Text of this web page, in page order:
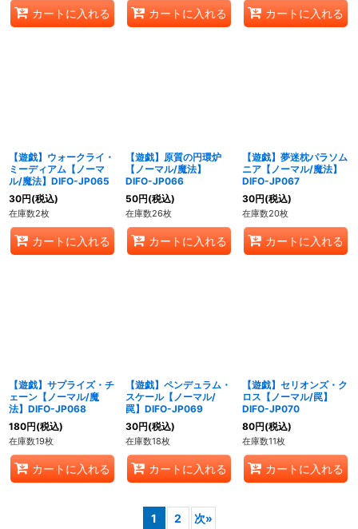
カートに入れる カートに入れる カートに入れる
【遊戯】ウォークライ・
ミーディアム【ノーマ
ル/魔法】DIFO-JP065
30円(税込)
在庫数2枚
カートに入れる
【遊戯】原質の円環炉
【ノーマル/魔法】
DIFO-JP066
50円(税込)
在庫数26枚
カートに入れる
【遊戯】夢迷枕パラソム
ニア【ノーマル/魔法】
DIFO-JP067
30円(税込)
在庫数20枚
カートに入れる
【遊戯】サプライズ・チ
ェーン【ノーマル/魔
法】DIFO-JP068
180円(税込)
在庫数19枚
カートに入れる
【遊戯】ペンデュラム・
スケール【ノーマル/
罠】DIFO-JP069
30円(税込)
在庫数18枚
カートに入れる
【遊戯】セリオンズ・ク
ロス【ノーマル/罠】
DIFO-JP070
80円(税込)
在庫数11枚
カートに入れる
1 2 次»